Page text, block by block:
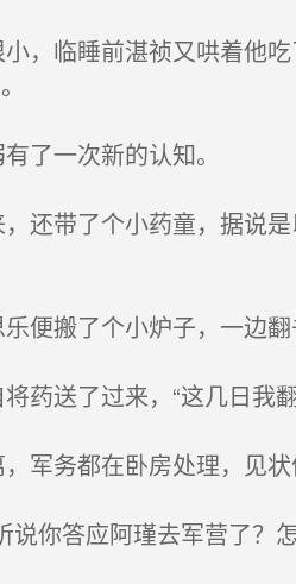
，临睡前湛祯又哄着他
了一次新的认知。
还带了个小药童，据说
便搬了个小炉子，一边
药送了过来，“这几日我
军务都在卧房处理，见
你答应阿瑾去军营了？